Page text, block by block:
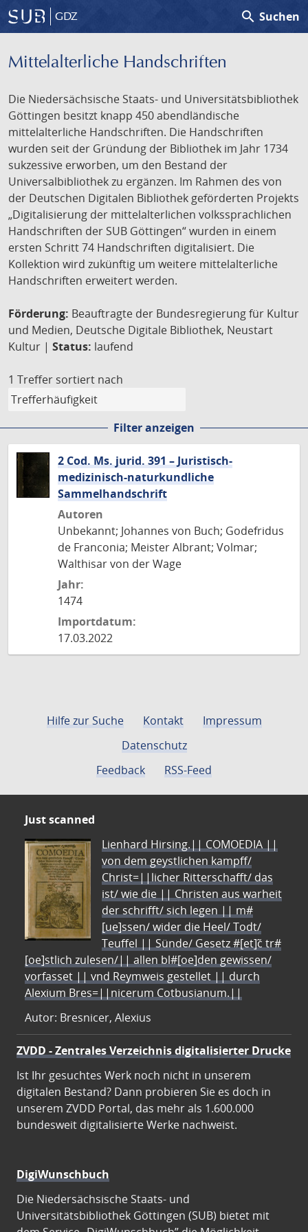
GDZ search Suchen
Mittelalterliche Handschriften
Die Niedersächsische Staats- und Universitätsbibliothek
Göttingen besitzt knapp 450 abendländische
mittelalterliche Handschriften. Die Handschriften
wurden seit der Gründung der Bibliothek im Jahr 1734
sukzessive erworben, um den Bestand der
Universalbibliothek zu ergänzen. Im Rahmen des von
der Deutschen Digitalen Bibliothek geförderten Projekts
„Digitalisierung der mittelalterlichen volkssprachlichen
Handschriften der SUB Göttingen“ wurden in einem
ersten Schritt 74 Handschriften digitalisiert. Die
Kollektion wird zukünftig um weitere mittelalterliche
Handschriften erweitert werden.
Förderung: Beauftragte der Bundesregierung für Kultur
und Medien, Deutsche Digitale Bibliothek, Neustart
Kultur | Status: laufend
1 Treffer sortiert nach
Filter anzeigen
2 Cod. Ms. jurid. 391 – Juristisch-
medizinisch-naturkundliche
Sammelhandschrift
Autoren
Unbekannt; Johannes von Buch; Godefridus
de Franconia; Meister Albrant; Volmar;
Walthisar von der Wage
Jahr:
1474
Importdatum:
17.03.2022
Hilfe zur Suche Kontakt
Impressum
Datenschutz
Feedback
RSS-Feed
Just scanned
Lienhard Hirsing.|| COMOEDIA ||
von dem geystlichen kampff/
Christ=||licher Ritterschafft/ das
ist/ wie die || Christen aus warheit
der schrifft/ sich legen || m#
[ue]ssen/ wider die Heel/ Todt/
Teuffel || Sünde/ Gesetz #[et]c̃ tr#
[oe]stlich zulesen/|| allen bl#[oe]den gewissen/
vorfasset || vnd Reymweis gestellet || durch
Alexium Bres=||nicerum Cotbusianum.||
Autor: Bresnicer, Alexius
ZVDD - Zentrales Verzeichnis digitalisierter Drucke
Ist Ihr gesuchtes Werk noch nicht in unserem
digitalen Bestand? Dann probieren Sie es doch in
unserem ZVDD Portal, das mehr als 1.600.000
bundesweit digitalisierte Werke nachweist.
DigiWunschbuch
Die Niedersächsische Staats- und
Universitätsbibliothek Göttingen (SUB) bietet mit